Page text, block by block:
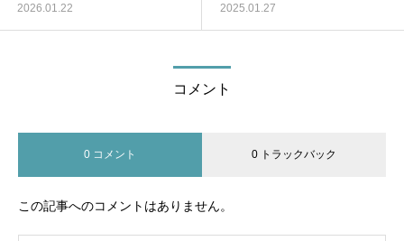
2026.01.22 2025.01.27
コメント
0 コメント 0 トラックバック
この記事へのコメントはありません。